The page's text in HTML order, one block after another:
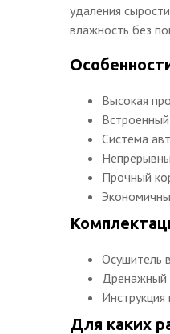
удаления
влажность без
Высокая
Система
Прочный
Осушитель
Дренажный
Инструкция
Для каких